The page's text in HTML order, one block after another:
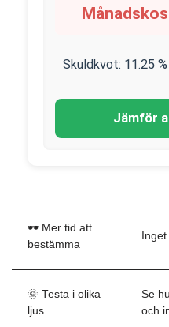
Skuldkvot: 11.25 %
Jämför
🕶️ Mer tid att
bestämma
🌞 Testa i olika
ljus
Se
och